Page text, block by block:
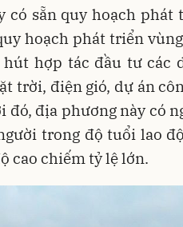
có sẵn quy hoạch
hoạch phát triển
hợp tác đầu tư các
trời, điện gió, dự án
đó, địa phương này có
trong độ tuổi lao
cao chiếm tỷ lệ lớn.